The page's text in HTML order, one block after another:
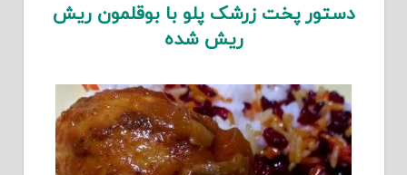
دستور پخت زرشک پلو با بوقلمون ریش
ریش شده